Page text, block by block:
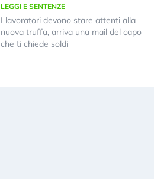
LEGGI E SENTENZE
I lavoratori devono stare attenti alla
nuova truffa, arriva una mail del capo
che ti chiede soldi